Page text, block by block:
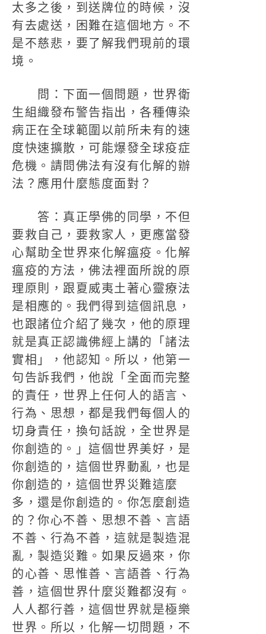
太多之後，到送牌位的時候，沒
有去處送，困難在這個地方。不
是不慈悲，要了解我們現前的環
境。
問：下面一個問題，世界衛
生組織發布警告指出，各種傳染
病正在全球範圍以前所未有的速
度快速擴散，可能爆發全球疫症
危機。請問佛法有沒有化解的辦
法？應用什麼態度面對？
答：真正學佛的同學，不但
要救自己，要救家人，更應當發
心幫助全世界來化解瘟疫。化解
瘟疫的方法，佛法裡面所說的原
理原則，跟夏威夷土著心靈療法
是相應的。我們得到這個訊息，
也跟諸位介紹了幾次，他的原理
就是真正認識佛經上講的「諸法
實相」，他認知。所以，他第一
句告訴我們，他說「全面而完整
的責任，世界上任何人的語言、
行為、思想，都是我們每個人的
切身責任，換句話說，全世界是
你創造的。」這個世界美好，是
你創造的，這個世界動亂，也是
你創造的，這個世界災難這麼
多，還是你創造的。你怎麼創造
的？你心不善、思想不善、言語
不善、行為不善，這就是製造混
亂，製造災難。如果反過來，你
的心善、思惟善、言語善、行為
善，這個世界什麼災難都沒有。
人人都行善，這個世界就是極樂
世界。所以，化解一切問題，不